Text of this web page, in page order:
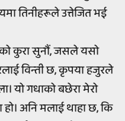
तिनीहरूले उत्तेजित भई
कुरा सुनौं, जसले यसो
विन्ती छ, कृपया हजुरले
यो गधाको बछेरा मेरो
अनि मलाई थाहा छ, कि